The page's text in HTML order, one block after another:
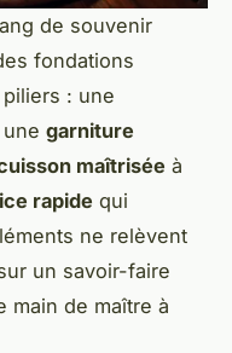
de souvenir
fondations
: une
garniture
maîtrisée à
rapide qui
ne relèvent
un savoir-faire
main de maître à